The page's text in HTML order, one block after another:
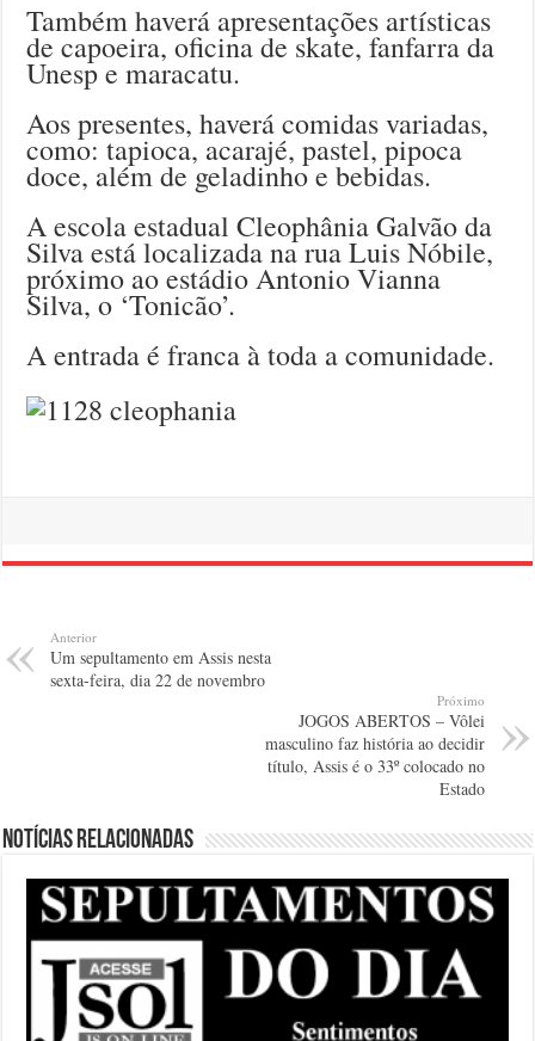
Também haverá apresentações artísticas
de capoeira, oficina de skate, fanfarra da
Unesp e maracatu.
Aos presentes, haverá comidas variadas,
como: tapioca, acarajé, pastel, pipoca
doce, além de geladinho e bebidas.
A escola estadual Cleophânia Galvão da
Silva está localizada na rua Luis Nóbile,
próximo ao estádio Antonio Vianna
Silva, o ‘Tonicão’.
A entrada é franca à toda a comunidade.
Anterior
Um sepultamento em Assis nesta
sexta-feira, dia 22 de novembro
Próximo
JOGOS ABERTOS – Vôlei
masculino faz história ao decidir
título, Assis é o 33º colocado no
Estado
Notícias relacionadas